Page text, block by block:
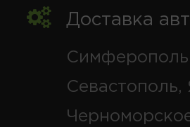
Доставка
Севастополь,